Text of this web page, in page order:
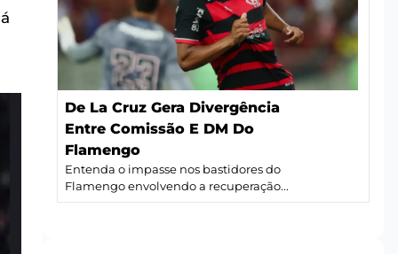
De La Cruz Gera Divergência
Entre Comissão E DM Do
Flamengo
Entenda o impasse nos bastidores do
Flamengo envolvendo a recuperação...